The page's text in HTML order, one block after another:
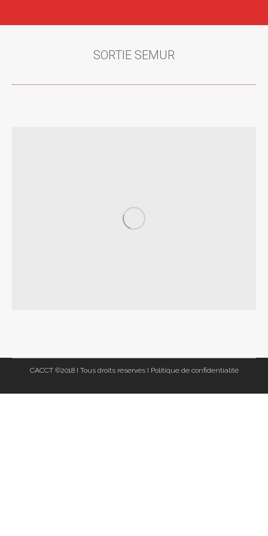
SORTIE SEMUR
CACCT ©2018 I Tous droits réservés I Politique de confidentialité